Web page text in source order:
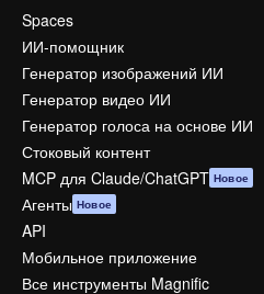
Spaces
ИИ-помощник
Генератор изображений ИИ
Генератор видео ИИ
Генератор голоса на основе ИИ
Стоковый контент
MCP для Claude/ChatGPT Новое
Агенты Новое
API
Мобильное приложение
Все инструменты Magnific